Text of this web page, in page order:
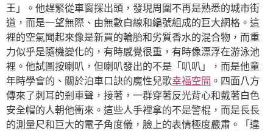
王」。他趕緊從車窗探出頭，發現周圍不再是熟悉的城市街
道，而是一望無際、由無數白線和編號組成的巨大網格。這
裡的空氣聞起來像是新買的輪胎和劣質香水的混合物，而重
力似乎是隨機變化的，有時感覺很重，有時像漂浮在游泳池
裡。他試圖按喇叭，但喇叭發出的不是「叭叭」，而是他童
年時學會的、關於泊車口訣的魔性兒歌幸福空間 。四面八方
傳來了刺耳的剎車聲，接著，一群穿著反光背心和戴著白色
安全帽的人朝他衝來。這些人手裡拿的不是警棍，而是長長
的測量尺和巨大的電子角度儀，臉上的表情極度嚴肅。「違